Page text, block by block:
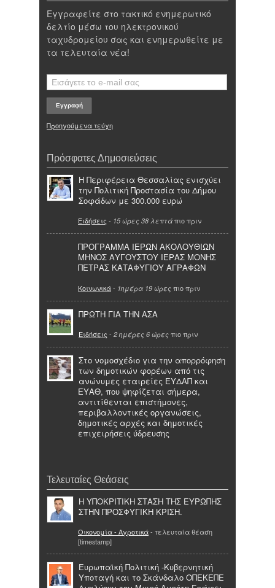
Εγγραφείτε στο τακτικό ενημερωτικό
δελτίο μέσω του ηλεκτρονικού
ταχυδρομείου σας και ενημερωθείτε με
τα τελευταία νέα!
Προηγούμενα τεύχη
Πρόσφατες Δημοσιεύσεις
Η Περιφέρεια Θεσσαλίας ενισχύει
την Πολιτική Προστασία του Δήμου
Σοφάδων με 300.000 ευρώ
Ειδήσεις - 15 ώρες 38 λεπτά πιο πριν
ΠΡΟΓΡΑΜΜΑ ΙΕΡΩΝ ΑΚΟΛΟΥΘΙΩΝ
ΜΗΝΟΣ ΑΥΓΟΥΣΤΟΥ ΙΕΡΑΣ ΜΟΝΗΣ
ΠΕΤΡΑΣ ΚΑΤΑΦΥΓΙΟΥ ΑΓΡΑΦΩΝ
Κοινωνικά- 1ημέρα 19 ώρες πιο πριν
ΠΡΩΤΗ ΓΙΑ ΤΗΝ ΑΣΑ
Ειδήσεις - 2 ημέρες 6 ώρες πιο πριν
Στο νομοσχέδιο για την απορρόφηση
των δημοτικών φορέων από τις
ανώνυμες εταιρείες ΕΥΔΑΠ και
ΕΥΑΘ, που ψηφίζεται σήμερα,
αντιτίθενται επιστήμονες,
περιβαλλοντικές οργανώσεις,
δημοτικές αρχές και δημοτικές
επιχειρήσεις ύδρευσης
Τελευταίες Θεάσεις
Η ΥΠΟΚΡΙΤΙΚΗ ΣΤΑΣΗ ΤΗΣ ΕΥΡΩΠΗΣ
ΣΤΗΝ ΠΡΟΣΦΥΓΙΚΗ ΚΡΙΣΗ.
Οικονομία - Αγροτικά- τελευταία θέαση
[timestamp]
Ευρωπαϊκή Πολιτική -Κυβερνητική
Υποταγή και το Σκάνδαλο ΟΠΕΚΕΠΕ